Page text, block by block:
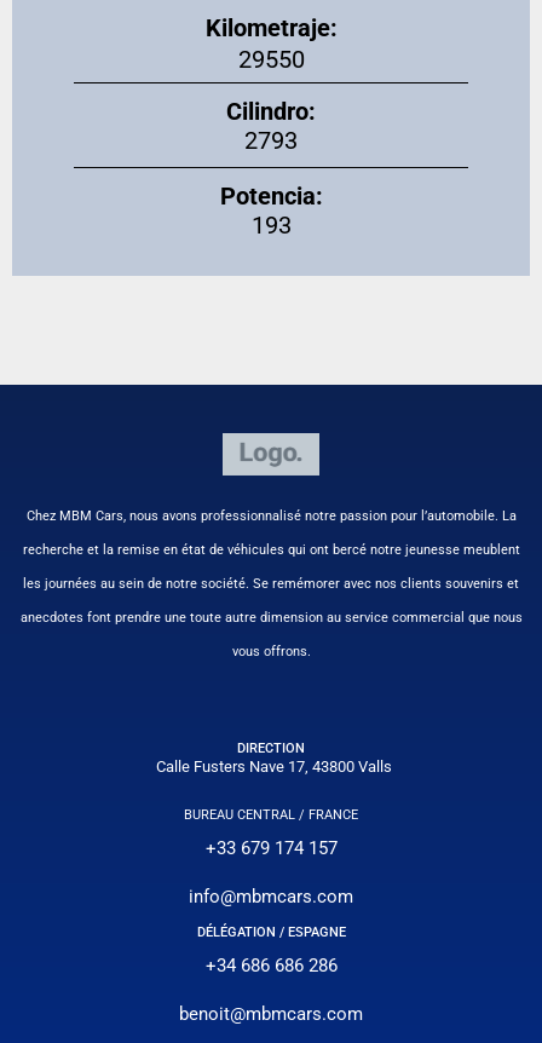
Kilometraje:
29550
Cilindro:
2793
Potencia:
193
Chez MBM Cars, nous avons professionnalisé notre passion pour l’automobile. La
recherche et la remise en état de véhicules qui ont bercé notre jeunesse meublent
les journées au sein de notre société. Se remémorer avec nos clients souvenirs et
anecdotes font prendre une toute autre dimension au service commercial que nous
vous offrons.
DIRECTION
Calle Fusters Nave 17, 43800 Valls
BUREAU CENTRAL / FRANCE
+33 679 174 157
info@mbmcars.com
DÉLÉGATION / ESPAGNE
+34 686 686 286
benoit@mbmcars.com